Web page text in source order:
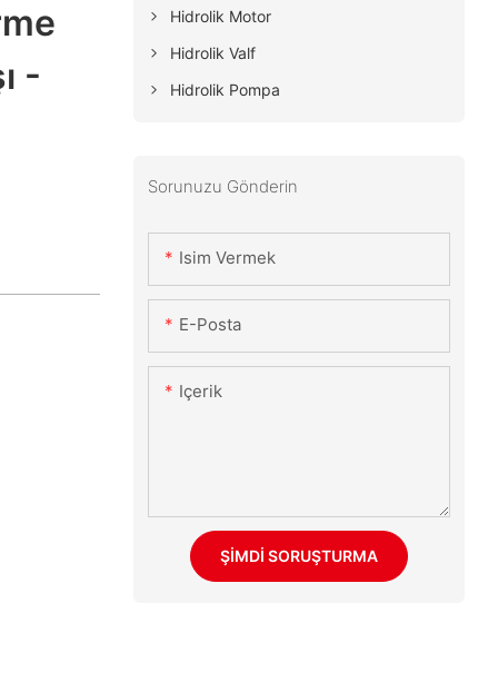
-
Hidrolik Motor
Hidrolik Valf
Hidrolik Pompa
Sorunuzu Gönderin
Isim Vermek
E-Posta
Içerik
ŞIMDI SORUŞTURMA